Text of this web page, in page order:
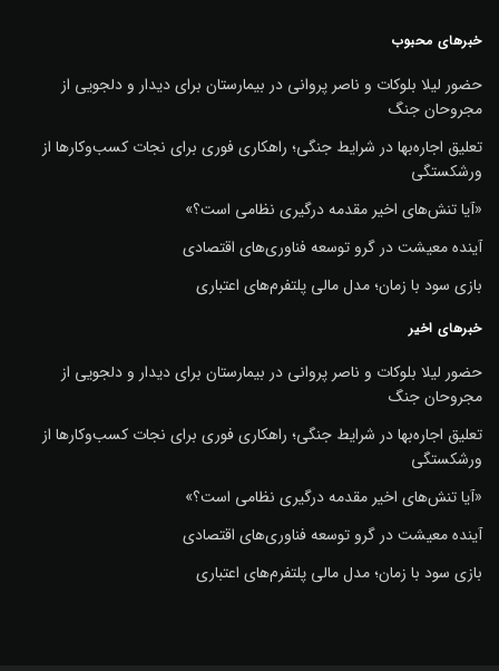
خبرهای محبوب
حضور لیلا بلوکات و ناصر پروانی در بیمارستان برای دیدار و دلجویی از
مجروحان جنگ
تعلیق اجاره‌بها در شرایط جنگی؛ راهکاری فوری برای نجات کسب‌وکارها از
ورشکستگی
«آیا تنش‌های اخیر مقدمه درگیری نظامی است؟»
آینده معیشت در گرو توسعه فناوری‌های اقتصادی
بازی سود با زمان؛ مدل مالی پلتفرم‌های اعتباری
خبرهای اخیر
حضور لیلا بلوکات و ناصر پروانی در بیمارستان برای دیدار و دلجویی از
مجروحان جنگ
تعلیق اجاره‌بها در شرایط جنگی؛ راهکاری فوری برای نجات کسب‌وکارها از
ورشکستگی
«آیا تنش‌های اخیر مقدمه درگیری نظامی است؟»
آینده معیشت در گرو توسعه فناوری‌های اقتصادی
بازی سود با زمان؛ مدل مالی پلتفرم‌های اعتباری